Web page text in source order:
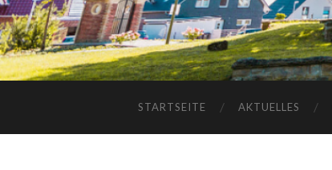
STARTSEITE AKTUELLES